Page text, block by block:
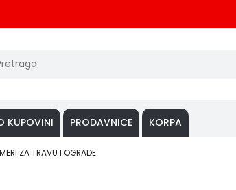
KUPOVINI PRODAVNICE KORPA
ZA TRAVU I OGRADE